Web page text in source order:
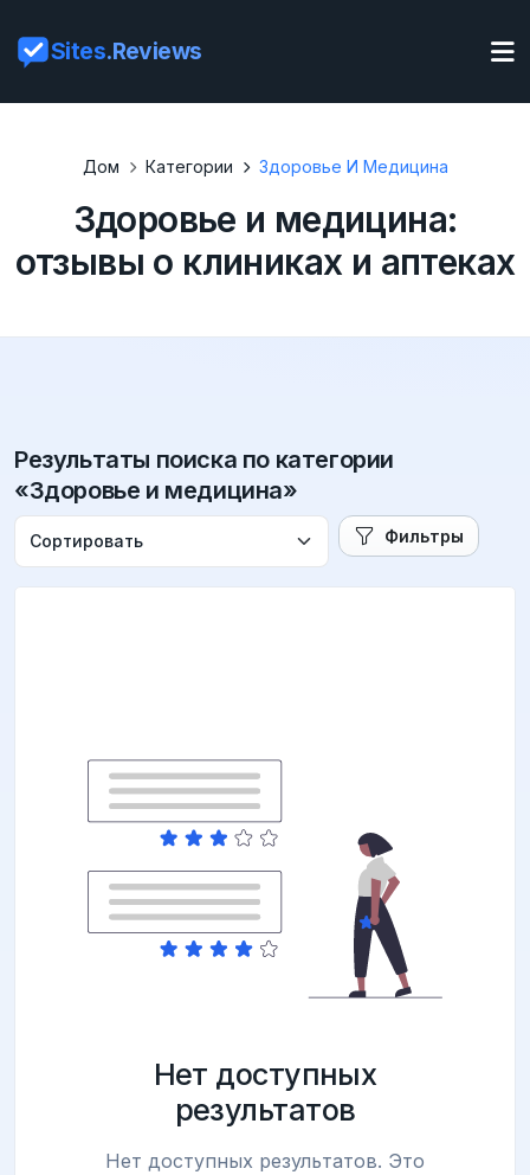
Sites.Reviews
Дом Категории Здоровье И Медицина
Здоровье и медицина:
отзывы о клиниках и аптеках
Результаты поиска по категории
«Здоровье и медицина»
Фильтры
Нет доступных
результатов
Нет доступных результатов. Это